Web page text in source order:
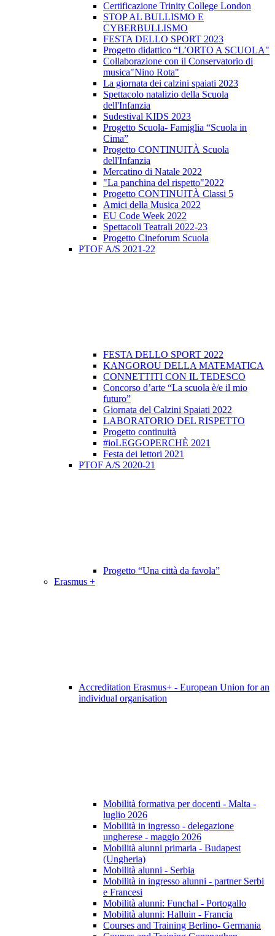
Certificazione Trinity College London
STOP AL BULLISMO E
CYBERBULLISMO
FESTA DELLO SPORT 2023
Progetto didattico “L’ORTO A SCUOLA"
Collaborazione con il Conservatorio di
musica"Nino Rota"
La giornata dei calzini spaiati 2023
Spettacolo natalizio della Scuola
dell'Infanzia
Sudestival KIDS 2023
Progetto Scuola- Famiglia “Scuola in
Cima”
Progetto CONTINUITÀ Scuola
dell'Infanzia
Mercatino di Natale 2022
"La panchina del rispetto"2022
Progetto CONTINUITÀ Classi 5
Amici della Musica 2022
EU Code Week 2022
Spettacoli Teatrali 2022-23
Progetto Cineforum Scuola
PTOF A/S 2021-22
FESTA DELLO SPORT 2022
KANGOROU DELLA MATEMATICA
CONNETTITI CON IL TEDESCO
Concorso d’arte “La scuola è/e il mio
futuro”
Giornata del Calzini Spaiati 2022
LABORATORIO DEL RISPETTO
Progetto continuità
#ioLEGGOPERCHÈ 2021
Festa dei lettori 2021
PTOF A/S 2020-21
Progetto “Una città da favola”
Erasmus +
Accreditation Erasmus+ - European Union for an
individual organisation
Mobilità formativa per docenti - Malta -
luglio 2026
Mobilità in ingresso - delegazione
ungherese - maggio 2026
Mobilità alunni primaria - Budapest
(Ungheria)
Mobilità alunni - Serbia
Mobilità in ingresso alunni - partner Serbi
e Francesi
Mobilità alunni: Funchal - Portogallo
Mobilità alunni: Halluin - Francia
Courses and Training Berlino- Germania